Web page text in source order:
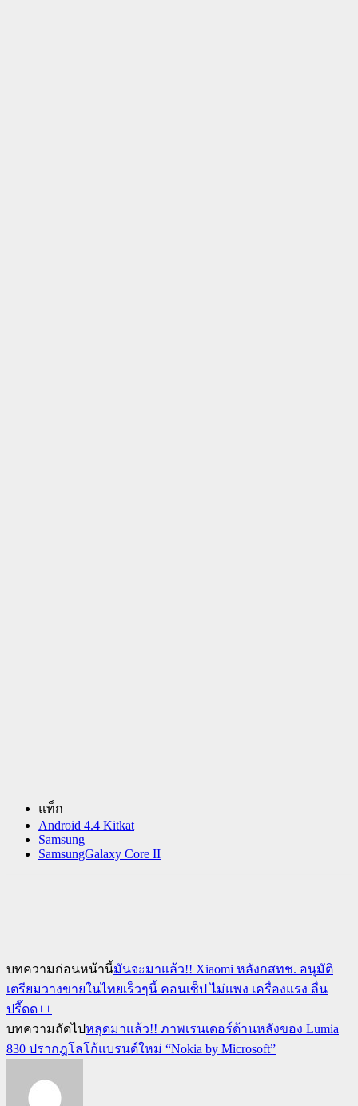
แท็ก
Android 4.4 Kitkat
Samsung
SamsungGalaxy Core II
บทความก่อนหน้านี้มันจะมาแล้ว!! Xiaomi หลังกสทช. อนุมัติ
เตรียมวางขายในไทยเร็วๆนี้ คอนเซ็ป ไม่แพง เครื่องแรง ลื่น
ปรื๊ดด++
บทความถัดไปหลุดมาแล้ว!! ภาพเรนเดอร์ด้านหลังของ Lumia
830 ปรากฎโลโก้แบรนด์ใหม่ “Nokia by Microsoft”